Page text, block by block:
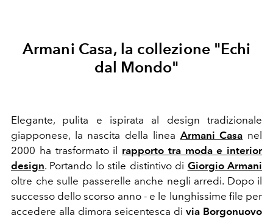
Armani Casa, la collezione "Echi
dal Mondo"
Elegante, pulita e ispirata al design tradizionale
giapponese, la nascita della linea Armani Casa nel
2000 ha trasformato il rapporto tra moda e interior
design. Portando lo stile distintivo di Giorgio Armani
oltre che sulle passerelle anche negli arredi. Dopo il
successo dello scorso anno - e le lunghissime file per
accedere alla dimora seicentesca di via Borgonuovo